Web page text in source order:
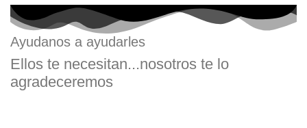
Ayudanos a ayudarles
Ellos te necesitan...nosotros te lo
agradeceremos